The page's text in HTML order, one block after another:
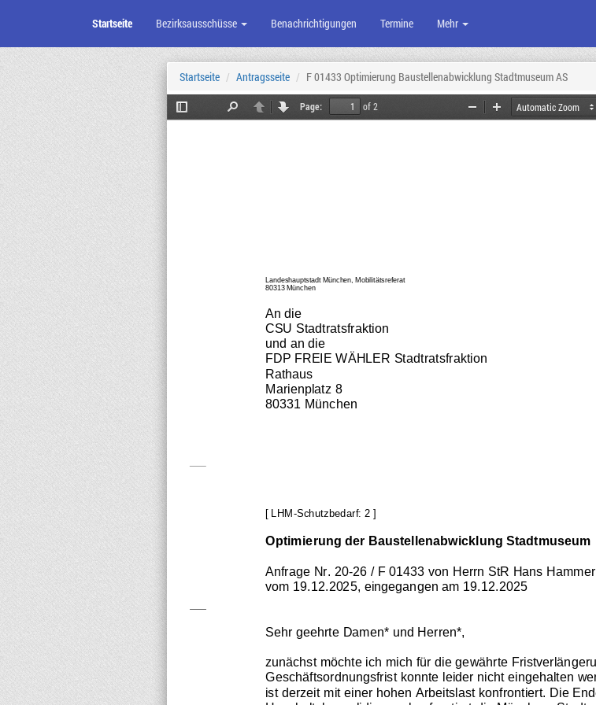
Zum
Seiteninhalt
Startseite Bezirksausschüsse Benachrichtigungen Termine Mehr
Startseite Antragsseite F 01433 Optimierung Baustellenabwicklung Stadtmuseum AS
Toggle
Find PreviousNext
Page:
of 2
Zoom Zoom
Landeshauptstadt München, Mobilitätsreferat
80313 München
An die
CSU Stadtratsfraktion
und an die
FDP FREIE WÄHLER Stadtratsfraktion
Rathaus
Marienplatz 8
80331 München
[ LHM-Schutzbedarf: 2 ]
Optimierung der Baustellenabwicklung Stadtmuseum
Anfrage Nr. 20-26 / F 01433 von Herrn StR Hans Hammer
vom 19.12.2025, eingegangen am 19.12.2025
Sehr geehrte Damen* und Herren*,
zunächst möchte ich mich für die gewährte
Geschäftsordnungsfrist konnte leider nicht eingehalten
ist derzeit mit einer hohen Arbeitslast konfrontiert. Die